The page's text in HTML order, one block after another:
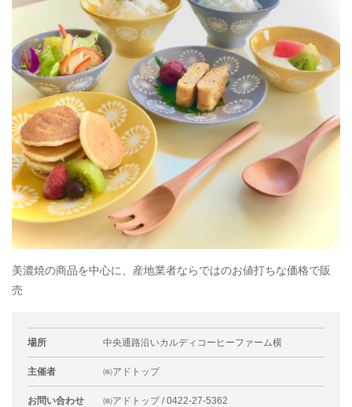
美濃焼の商品を中心に、産地業者ならではのお値打ちな価格で販
売
場所 中央通路沿いカルディコーヒーファーム横
主催者 ㈱アドトップ
お問い合わせ ㈱アドトップ / 0422-27-5362